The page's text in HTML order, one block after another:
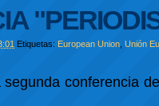
Etiquetas: European Union ,Unión
segunda conferencia